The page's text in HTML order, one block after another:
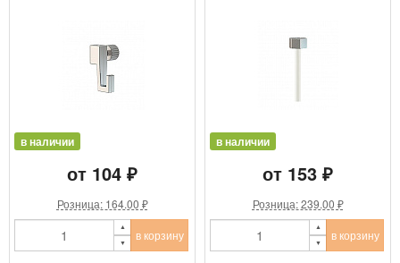
в наличии
от 104 ₽
Розница: 164.00 ₽
в корзину
в наличии
от 153 ₽
Розница: 239.00 ₽
в корзину